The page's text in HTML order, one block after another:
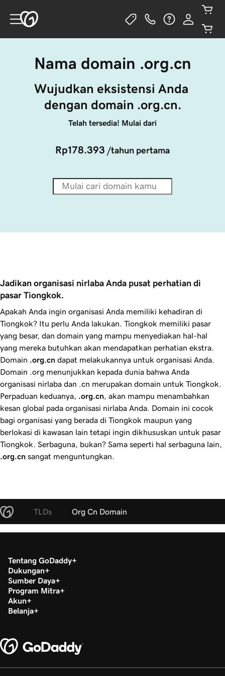
Nama domain .org.cn
Wujudkan eksistensi Anda
dengan domain .org.cn.
Telah tersedia! Mulai dari
Rp178.393 /tahun pertama
Jadikan organisasi nirlaba Anda pusat perhatian di
pasar Tiongkok.
Apakah Anda ingin organisasi Anda memiliki kehadiran di
Tiongkok? Itu perlu Anda lakukan. Tiongkok memiliki pasar
yang besar, dan domain yang mampu menyediakan hal-hal
yang mereka butuhkan akan mendapatkan perhatian ekstra.
Domain .org.cn dapat melakukannya untuk organisasi Anda.
Domain .org menunjukkan kepada dunia bahwa Anda
organisasi nirlaba dan .cn merupakan domain untuk Tiongkok.
Perpaduan keduanya,
.org.cn , akan mampu menambahkan
kesan global pada organisasi nirlaba Anda. Domain ini cocok
bagi organisasi yang berada di Tiongkok maupun yang
berlokasi di kawasan lain tetapi ingin dikhususkan untuk pasar
Tiongkok. Serbaguna, bukan? Sama seperti hal serbaguna lain,
.org.cn sangat menguntungkan.
TLDs Org Cn Domain
Tentang GoDaddy
Dukungan
Sumber Daya
Program Mitra
Akun
Belanja